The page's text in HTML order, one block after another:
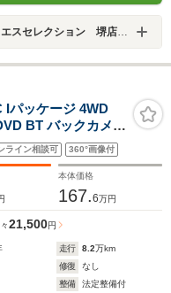
ション 堺店 軽自動車専門店
Iパッケージ 4WD
BT バックカメラ
ントロール 冷暖エ
パワートランク
煙
ライン相談可 360°画像付
本体価格
167.6万円
21,500円
走行 8.2万km
修復
なし
整備
法定整備付